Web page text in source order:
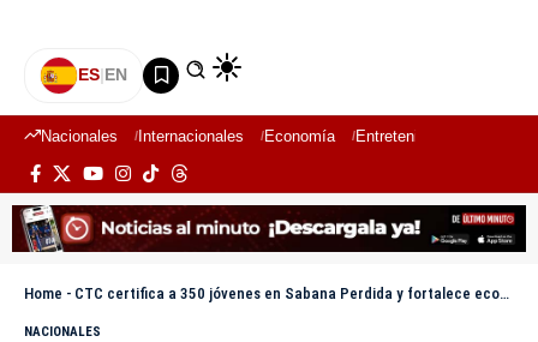
ES|EN
Nacionales Internacionales Economía Entretenimiento
Home - CTC certifica a 350 jóvenes en Sabana Perdida y fortalece ecosistema tecnológico comunitario
NACIONALES